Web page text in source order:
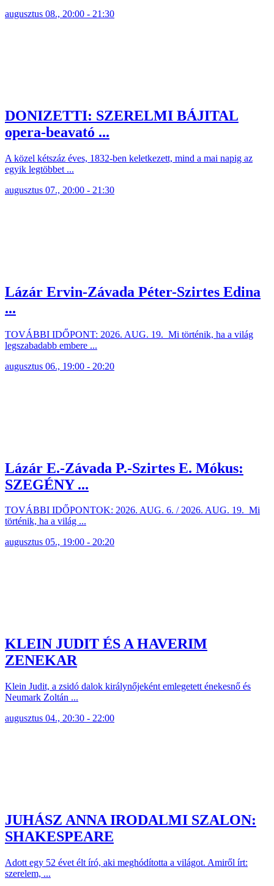
augusztus 08., 20:00 - 21:30
DONIZETTI: SZERELMI BÁJITAL
opera-beavató ...
A közel kétszáz éves, 1832-ben keletkezett, mind a mai napig az
egyik legtöbbet ...
augusztus 07., 20:00 - 21:30
Lázár Ervin-Závada Péter-Szirtes Edina
...
TOVÁBBI IDŐPONT: 2026. AUG. 19. Mi történik, ha a világ
legszabadabb embere ...
augusztus 06., 19:00 - 20:20
Lázár E.-Závada P.-Szirtes E. Mókus:
SZEGÉNY ...
TOVÁBBI IDŐPONTOK: 2026. AUG. 6. / 2026. AUG. 19. Mi
történik, ha a világ ...
augusztus 05., 19:00 - 20:20
KLEIN JUDIT ÉS A HAVERIM
ZENEKAR
Klein Judit, a zsidó dalok királynőjeként emlegetett énekesnő és
Neumark Zoltán ...
augusztus 04., 20:30 - 22:00
JUHÁSZ ANNA IRODALMI SZALON:
SHAKESPEARE
Adott egy 52 évet élt író, aki meghódította a világot. Amiről írt:
szerelem, ...